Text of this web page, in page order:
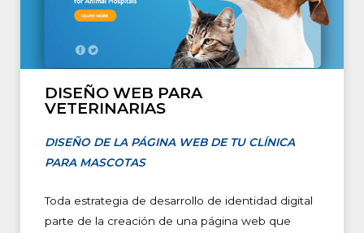
DISEÑO WEB PARA
VETERINARIAS
DISEÑO DE LA PÁGINA WEB DE TU CLÍNICA
PARA MASCOTAS
Toda estrategia de desarrollo de identidad digital
parte de la creación de una página web que